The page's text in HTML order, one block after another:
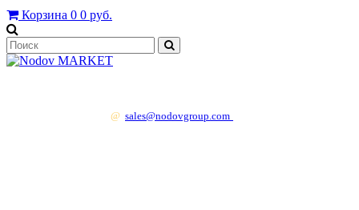
Корзина 0 0 руб.
@ sales@nodovgroup.com